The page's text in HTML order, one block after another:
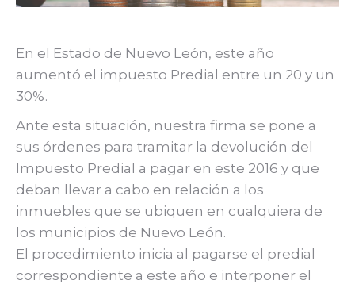
En el Estado de Nuevo León, este año
aumentó el impuesto Predial entre un 20 y un
30%.
Ante esta situación, nuestra firma se pone a
sus órdenes para tramitar la devolución del
Impuesto Predial a pagar en este 2016 y que
deban llevar a cabo en relación a los
inmuebles que se ubiquen en cualquiera de
los municipios de Nuevo León.
El procedimiento inicia al pagarse el predial
correspondiente a este año e interponer el